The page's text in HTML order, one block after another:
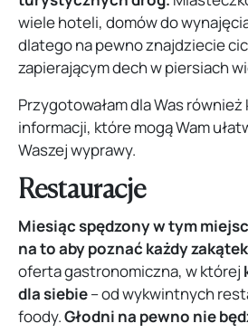
wiele hoteli, domów do
dlatego na pewno znajdziecie
zapierającym dech w piersiach
Przygotowałam dla Was również
informacji, które mogą Wam
Waszej wyprawy.
Restauracje
Miesiąc spędzony w tym
na to aby poznać każdy
oferta gastronomiczna, w której
dla siebie– od wykwintnych
foody.Głodni na pewno nie